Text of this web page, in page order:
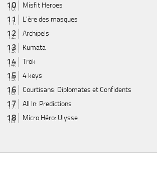
Misfit Heroes
L'ère des masques
Archipels
Kumata
Trök
4 keys
Courtisans: Diplomates et Confidents
All In: Predictions
Micro Héro: Ulysse